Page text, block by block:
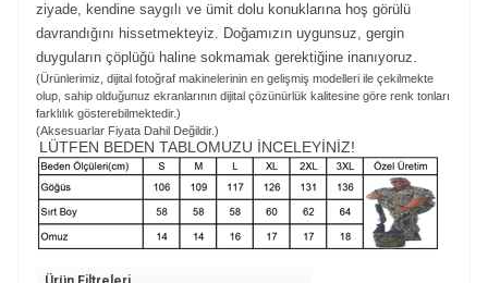
ziyade, kendine saygılı ve ümit dolu konuklarına hoş görülü
davrandığını hissetmekteyiz. Doğamızın uygunsuz, gergin
duyguların çöplüğü haline sokmamak gerektiğine inanıyoruz.
(Ürünlerimiz, dijital fotoğraf makinelerinin en gelişmiş modelleri ile çekilmekte
olup, sahip olduğunuz ekranlarının dijital çözünürlük kalitesine göre renk tonları
farklılık gösterebilmektedir.)
(Aksesuarlar Fiyata Dahil Değildir.)
LÜTFEN BEDEN TABLOMUZU İNCELEYİNİZ!